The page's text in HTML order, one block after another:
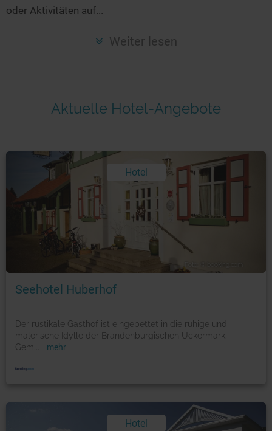
oder Aktivitäten auf...
Weiter lesen
Aktuelle Hotel-Angebote
Hotel
Seehotel Huberhof
Der rustikale Gasthof ist eingebettet in die ruhige und
malerische Idylle der Brandenburgischen Uckermark.
Gem
mehr
Hotel